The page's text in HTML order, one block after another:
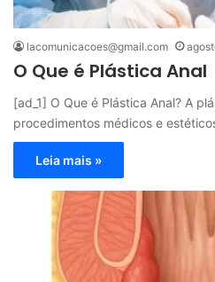
lacomunicacoes@gmail.com
O Que é Plástica Anal
[ad_1] O Que é Plástica Anal? A
procedimentos médicos e
Leia mais »